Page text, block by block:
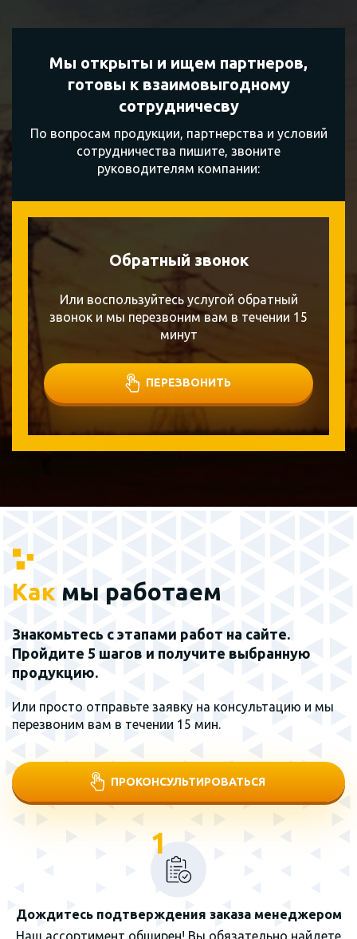
Мы открыты и ищем партнеров,
готовы квзаимовыгодному
сотрудничесву
По вопросам продукции, партнерства и условий
сотрудничества пишите, звоните
руководителям компании:
Обратный звонок
Или воспользуйтесь услугой обратный
звонок и мы перезвоним вам в течении 15
минут
ПЕРЕЗВОНИТЬ
Как мы работаем
Знакомьтесь с этапами работ на сайте.
Пройдите 5 шагов и получите выбранную
продукцию.
Или просто отправьте заявку на консультацию и мы
перезвоним вам в течении 15 мин.
ПРОКОНСУЛЬТИРОВАТЬСЯ
1
Дождитесь подтверждения заказа менеджером
Наш ассортимент обширен! Вы обязательно найдете